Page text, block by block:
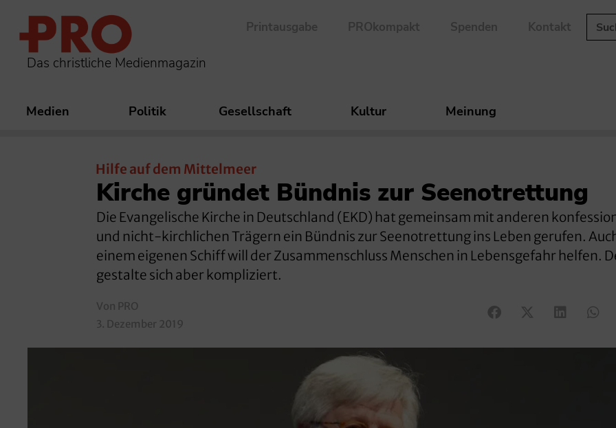
Das christliche Medienmagazin
Printausgabe PROkompakt Spenden Kontakt
Medien Politik Gesellschaft Kultur Meinung
Hilfe auf dem Mittelmeer
Kirche gründet Bündnis zur Seenotrettung
Die Evangelische Kirche in Deutschland (EKD) hat gemeinsam mit anderen
und nicht-kirchlichen Trägern ein Bündnis zur Seenotrettung ins Leben gerufen.
einem eigenen Schiff will der Zusammenschluss Menschen in Lebensgefahr helfen.
gestalte sich aber kompliziert.
Von PRO
3. Dezember 2019